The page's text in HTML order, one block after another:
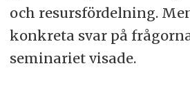
och resursfördelning.
konkreta svar på
seminariet visade.